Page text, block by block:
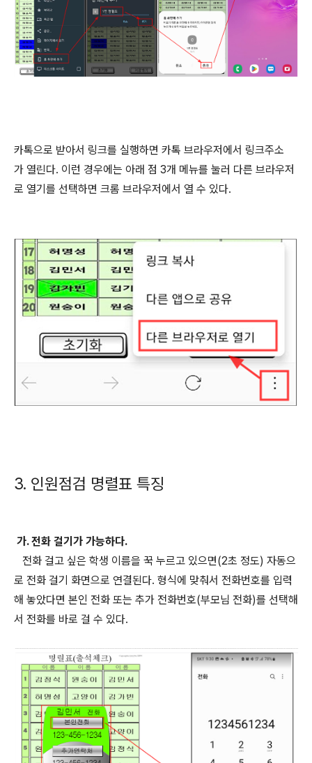
카톡으로 받아서 링크를 실행하면 카톡 브라우저에서 링크주소
가 열린다. 이런 경우에는 아래 점 3개 메뉴를 눌러 다른 브라우저
로 열기를 선택하면 크롬 브라우저에서 열 수 있다.
3. 인원점검 명렬표 특징
가. 전화 걸기가 가능하다.
전화 걸고 싶은 학생 이름을 꾹 누르고 있으면(2초 정도) 자동으
로 전화 걸기 화면으로 연결된다. 형식에 맞춰서 전화번호를 입력
해 놓았다면 본인 전화 또는 추가 전화번호(부모님 전화)를 선택해
서 전화를 바로 걸 수 있다.